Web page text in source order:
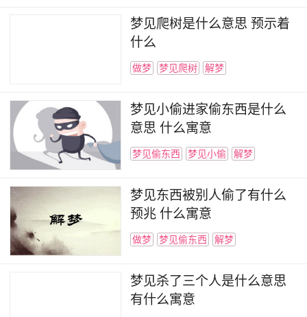
梦见爬树是什么意思 预示着
什么
做梦 梦见爬树 解梦
梦见小偷进家偷东西是什么
意思 什么寓意
梦见偷东西 梦见小偷 解梦
梦见东西被别人偷了有什么
预兆 什么寓意
做梦 梦见偷东西 解梦
梦见杀了三个人是什么意思
有什么寓意